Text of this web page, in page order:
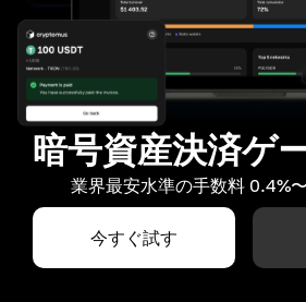
暗号資産決済ゲ
業界最安水準の手数料 0.4%
今すぐ試す